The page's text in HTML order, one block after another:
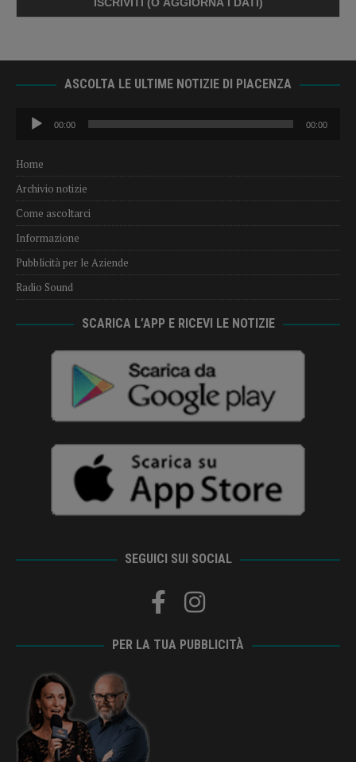
ASCOLTA LE ULTIME NOTIZIE DI PIACENZA
Audio
Player
00:00 00:00
Home
Archivio notizie
Come ascoltarci
Informazione
Pubblicità per le Aziende
Radio Sound
SCARICA L’APP E RICEVI LE NOTIZIE
SEGUICI SUI SOCIAL
PER LA TUA PUBBLICITÀ